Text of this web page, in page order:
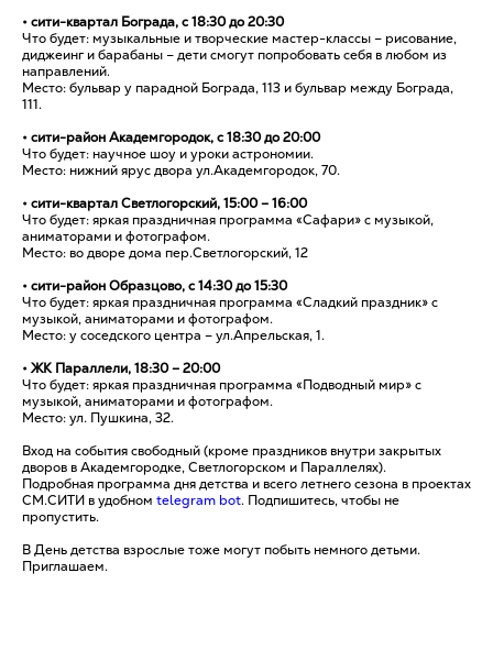
• сити-квартал Бограда, с 18:30 до 20:30
Что будет: музыкальные и творческие мастер-классы – рисование,
диджеинг и барабаны – дети смогут попробовать себя в любом из
направлений.
Место: бульвар у парадной Бограда, 113 и бульвар между Бограда,
111.
• сити-район Академгородок, с 18:30 до 20:00
Что будет: научное шоу и уроки астрономии.
Место: нижний ярус двора ул.Академгородок, 70.
• сити-квартал Светлогорский, 15:00 – 16:00
Что будет: яркая праздничная программа «Сафари» с музыкой,
аниматорами и фотографом.
Место: во дворе дома пер.Светлогорский, 12
• сити-район Образцово, с 14:30 до 15:30
Что будет: яркая праздничная программа «Сладкий праздник» с
музыкой, аниматорами и фотографом.
Место: у соседского центра – ул.Апрельская, 1.
• ЖК Параллели, 18:30 – 20:00
Что будет: яркая праздничная программа «Подводный мир» с
музыкой, аниматорами и фотографом.
Место: ул. Пушкина, 32.
Вход на события свободный (кроме праздников внутри закрытых
дворов в Академгородке, Светлогорском и Параллелях).
Подробная программа дня детства и всего летнего сезона в проектах
СМ.СИТИ в удобном telegram bot. Подпишитесь, чтобы не
пропустить.
В День детства взрослые тоже могут побыть немного детьми.
Приглашаем.